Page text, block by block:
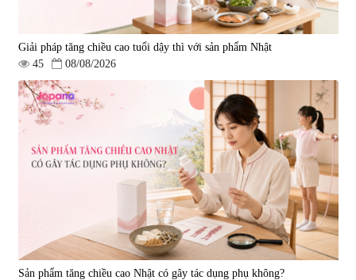
Giải pháp tăng chiều cao tuổi dậy thì với sản phẩm Nhật
45
08/08/2026
Sản phẩm tăng chiều cao Nhật có gây tác dụng phụ không?